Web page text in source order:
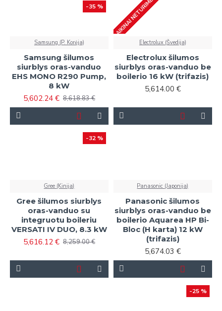
-35 %
Samsung (P. Korėja)
Samsung šilumos
siurblys oras-vanduo
EHS MONO R290 Pump,
8 kW
5,602.24 € 8,618.83 €
LAIKINAI NETURIME
Electrolux (Švedija)
Electrolux šilumos
siurblys oras-vanduo be
boilerio 16 kW (trifazis)
5,614.00 €
-32 %
Gree (Kinija)
Gree šilumos siurblys
oras-vanduo su
integruotu boileriu
VERSATI IV DUO, 8.3 kW
5,616.12 € 8,259.00 €
Panasonic (Japonija)
Panasonic šilumos
siurblys oras-vanduo be
boilerio Aquarea HP Bi-
Bloc (H karta) 12 kW
(trifazis)
5,674.03 €
-25 %